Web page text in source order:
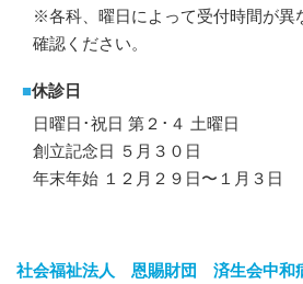
※各科、曜日によって受付時間が異
確認ください。
■休診日
日曜日･祝日 第２･４ 土曜日
創立記念日 ５月３０日
年末年始 １２月２９日〜１月３日
社会福祉法人 恩賜財団 済生会中和